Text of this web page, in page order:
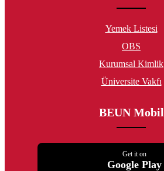
Yemek Listesi
OBS
Kurumsal Kimlik
Üniversite Vakfı
BEUN Mobil
Get it on
Google Play